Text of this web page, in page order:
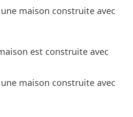
est construite avec